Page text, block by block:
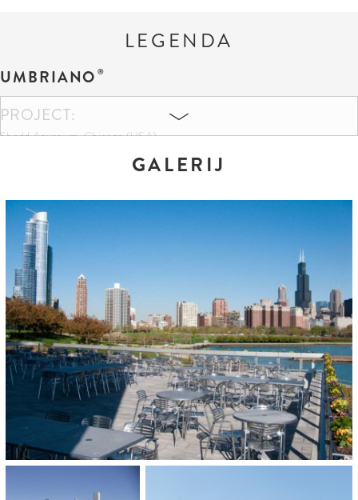
LEGENDA
UMBRIANO
PROJECT:
Shedd Aquarium, Chicago (USA)
KLEUREN EN FORMATEN:
Granitgrau-weiß gemasert
ARCHITECT:
Valerio Dewalt Train Associates
OPDRACHTGEVER:
John G. Shedd Aquarium
HOEVEELHEID:
GALERIJ